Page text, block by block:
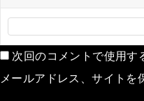
次回のコメントで使用す
メールアドレス、サイトを